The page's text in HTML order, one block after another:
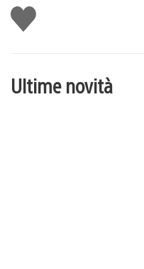
Mi
piace
Ultime novità